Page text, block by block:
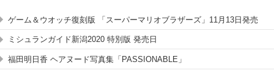
ゲーム＆ウオッチ復刻版 「スーパーマリオブラザーズ」11月13日発売
ミシュランガイド新潟2020 特別版 発売日
福田明日香 ヘアヌード写真集「PASSIONABLE」